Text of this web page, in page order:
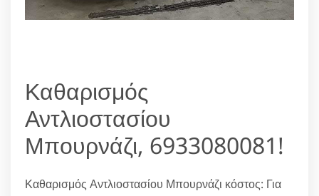
Καθαρισμός
Αντλιοστασίου
Μπουρνάζι, 6933080081!
Καθαρισμός Αντλιοστασίου Μπουρνάζι κόστος: Για